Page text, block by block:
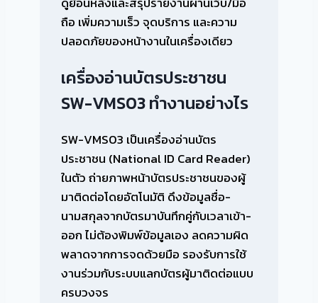
ถือ เพิ่มความเร็ว จุดบริการ และความ
ปลอดภัยของหน้างานในเครื่องเดียว
เครื่องอ่านบัตรประชาชน
SW-VMS03 ทำงานอย่างไร
SW-VMS03 เป็นเครื่องอ่านบัตร
ประชาชน (National ID Card Reader)
ในตัว ถ่ายภาพหน้าบัตรประชาชนของผู้
มาติดต่อโดยอัตโนมัติ ดึงข้อมูลชื่อ-
นามสกุลจากบัตรมาบันทึกคู่กับเวลาเข้า-
ออก ไม่ต้องพิมพ์ข้อมูลเอง ลดความผิด
พลาดจากการจดด้วยมือ รองรับการใช้
งานร่วมกับระบบแลกบัตรผู้มาติดต่อแบบ
ครบวงจร